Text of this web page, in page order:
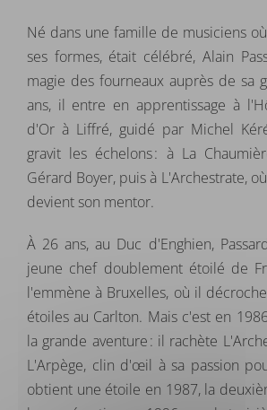
Né dans une famille de musiciens
ses formes, était célébré, Alain
magie des fourneaux auprès de sa
ans, il entre en apprentissage à
d'Or à Liffré, guidé par Michel
gravit les échelons : à La
Gérard Boyer, puis à L'Archestrate,
devient son mentor.
À 26 ans, au Duc d'Enghien,
jeune chef doublement étoilé de
l'emmène à Bruxelles, où il
étoiles au Carlton. Mais c'est en
la grande aventure : il rachète
L'Arpège, clin d'œil à sa passion
obtient une étoile en 1987, la